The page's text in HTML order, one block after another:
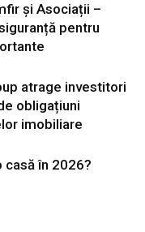
și Asociații –
pentru
atrage investitori
obligațiuni
imobiliare
casă în 2026?